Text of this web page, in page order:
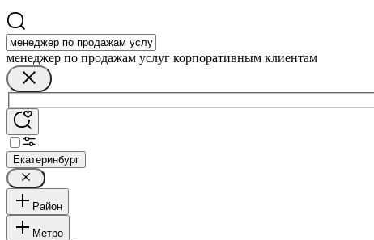
менеджер по продажам услуг корпоративным клиентам
Екатеринбург
Район
Метро